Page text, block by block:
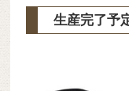
生産完了予